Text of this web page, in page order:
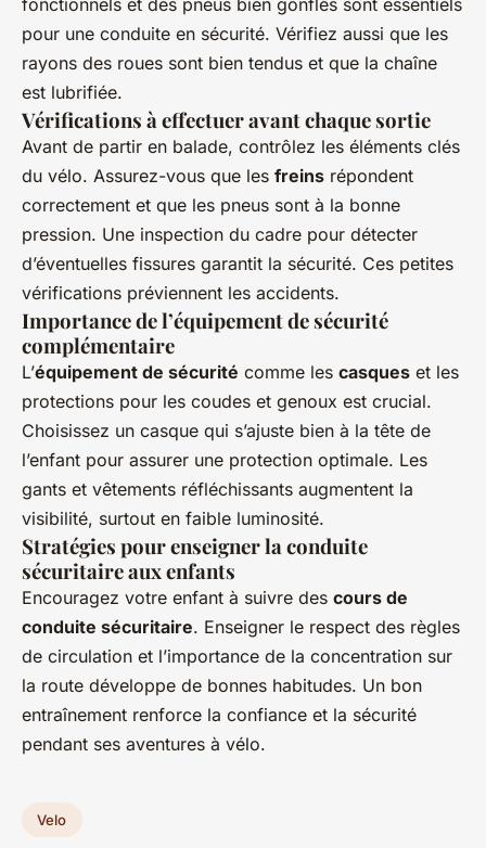
pour une conduite en sécurité. Vérifiez aussi que les
rayons des roues sont bien tendus et que la chaîne
est lubrifiée.
Vérifications à effectuer avant chaque sortie
Avant de partir en balade, contrôlez les éléments clés
du vélo. Assurez-vous que les freins répondent
correctement et que les pneus sont à la bonne
pression. Une inspection du cadre pour détecter
d’éventuelles fissures garantit la sécurité. Ces petites
vérifications préviennent les accidents.
Importance de l’équipement de sécurité
complémentaire
L’équipement de sécurité comme les casques et les
protections pour les coudes et genoux est crucial.
Choisissez un casque qui s’ajuste bien à la tête de
l’enfant pour assurer une protection optimale. Les
gants et vêtements réfléchissants augmentent la
visibilité, surtout en faible luminosité.
Stratégies pour enseigner la conduite
sécuritaire aux enfants
Encouragez votre enfant à suivre des cours de
conduite sécuritaire. Enseigner le respect des règles
de circulation et l’importance de la concentration sur
la route développe de bonnes habitudes. Un bon
entraînement renforce la confiance et la sécurité
pendant ses aventures à vélo.
Velo